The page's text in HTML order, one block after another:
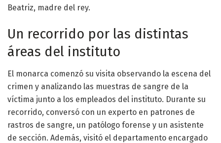
Beatriz, madre del rey.
Un recorrido por las distintas
áreas del instituto
El monarca comenzó su visita observando la escena del
crimen y analizando las muestras de sangre de la
víctima junto a los empleados del instituto. Durante su
recorrido, conversó con un experto en patrones de
rastros de sangre, un patólogo forense y un asistente
de sección. Además, visitó el departamento encargado